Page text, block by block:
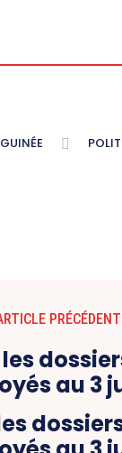
GUINÉE
PRÉCÉDENT